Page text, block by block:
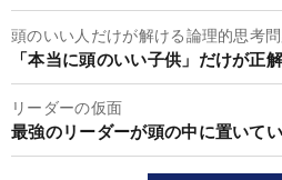
頭のいい人だけが解ける論理的思考
「本当に頭のいい子供」だけが正
リーダーの仮面
最強のリーダーが頭の中に置いて